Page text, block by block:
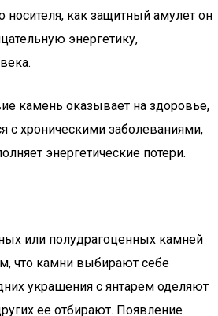
носителя, как защитный амулет он
энергетику,
камень оказывает на здоровье,
с хроническими заболеваниями,
энергетические потери.
или полудрагоценных камней
что камни выбирают себе
украшения с янтарем оделяют
ее отбирают. Появление